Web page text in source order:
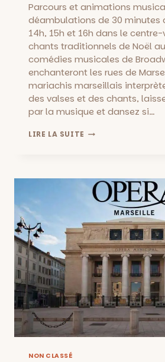
Parcours et animations
déambulations de 30 minutes
14h, 15h et 16h dans le
chants traditionnels de Noël
comédies musicales de
enchanteront les rues de
mariachis marseillais
des valses et des chants,
par la musique et dansez si…
LIRE LA SUITE ANIMATIONS
17
DÉCEMBRE
CENTRE
VILLE
DE
MARSEILLE
NON CLASSÉ